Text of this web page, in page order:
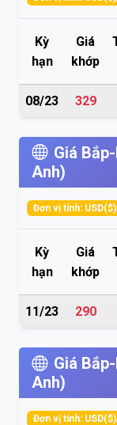
Kỳ
hạn
Giá
khớp
08/23 329
Giá
Anh)
Đơn vị tính:
Kỳ
hạn
Giá
khớp
11/23 290
Giá
Anh)
Đơn vị tính: